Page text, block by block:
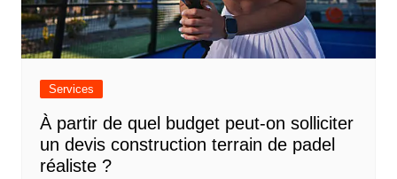
Services
À partir de quel budget peut-on solliciter
un devis construction terrain de padel
réaliste ?